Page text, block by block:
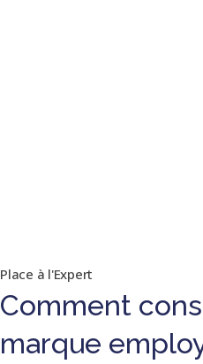
Place à l'Expert
Comment
marque